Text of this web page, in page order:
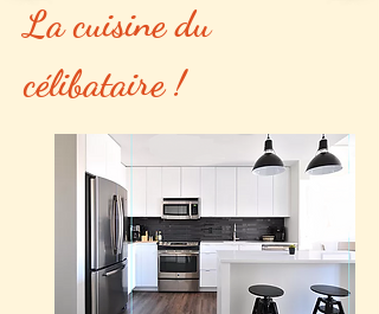
La cuisine du
célibataire !